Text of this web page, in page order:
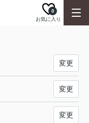
お気に入り
0
変更
変更
変更